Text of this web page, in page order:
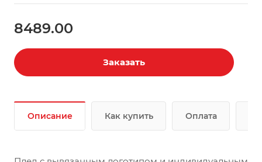
8489.00
Заказать
Описание Как купить Оплата